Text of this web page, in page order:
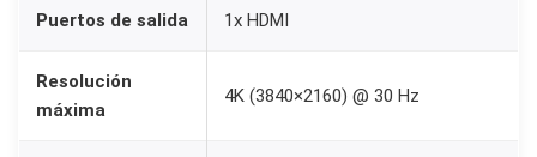
Puertos de salida 1x HDMI
Resolución
máxima
4K (3840×2160) @ 30 Hz